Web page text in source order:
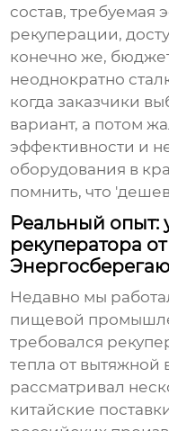
состав, требуемая
рекуперации,
конечно же,
неоднократно
когда заказчики
вариант, а потом
эффективности и
оборудования в
помнить, что
Реальный опыт:
рекуператора
Недавно мы
пищевой
требовался
тепла от вытяжной
рассматривал
китайские